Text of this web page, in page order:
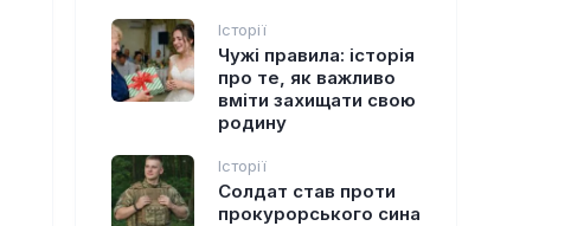
Історії
Чужі правила: історія
про те, як важливо
вміти захищати свою
родину
Історії
Солдат став проти
прокурорського сина